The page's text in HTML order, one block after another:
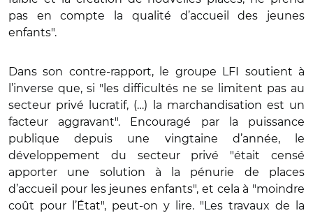
pas en compte la qualité d’accueil des jeunes
enfants".
Dans son contre-rapport, le groupe LFI soutient à
l’inverse que, si "les difficultés ne se limitent pas au
secteur privé lucratif, (…) la marchandisation est un
facteur aggravant". Encouragé par la puissance
publique depuis une vingtaine d’année, le
développement du secteur privé "était censé
apporter une solution à la pénurie de places
d’accueil pour les jeunes enfants", et cela à "moindre
coût pour l’État", peut-on y lire. "Les travaux de la